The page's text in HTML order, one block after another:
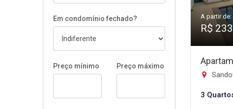
Em condomínio fechado?
Preço mínimo Preço máximo
A partir de:
R$
3